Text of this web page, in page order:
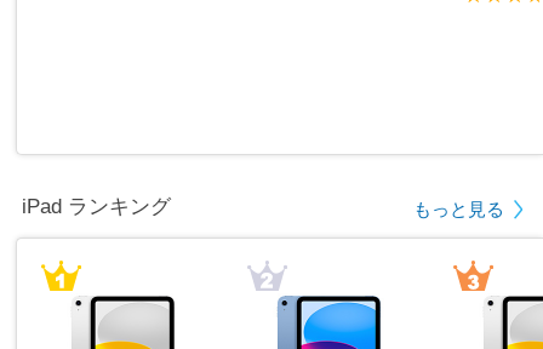
iPad ランキング もっと見る